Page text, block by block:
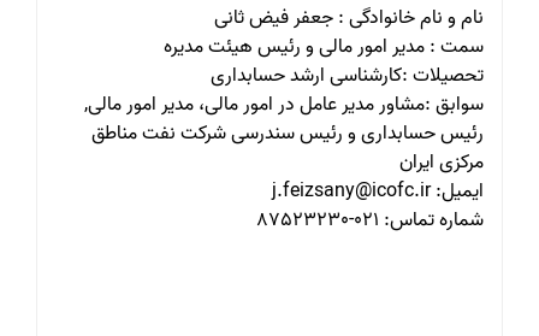
نام و نام خانوادگی : جعفر فیض ثانی
سمت : مدیر امور مالی و رئیس هیئت مدیره
تحصیلات :کارشناسی ارشد حسابداری
سوابق :مشاور مدیر عامل در امور مالی، مدیر امور مالی,
رئیس حسابداری و رئیس سندرسی شرکت نفت مناطق
مرکزی ایران
ایمیل: j.feizsany@icofc.ir
شماره تماس: 021-87523230